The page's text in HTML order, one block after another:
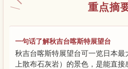
重点摘
一句话了解秋吉台喀斯特展望台
秋吉台喀斯特展望台可一览日本
上散布石灰岩）的景色，是能直